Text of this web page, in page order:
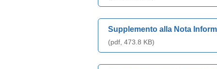
Supplemento alla Nota
(pdf, 473.8 KB)